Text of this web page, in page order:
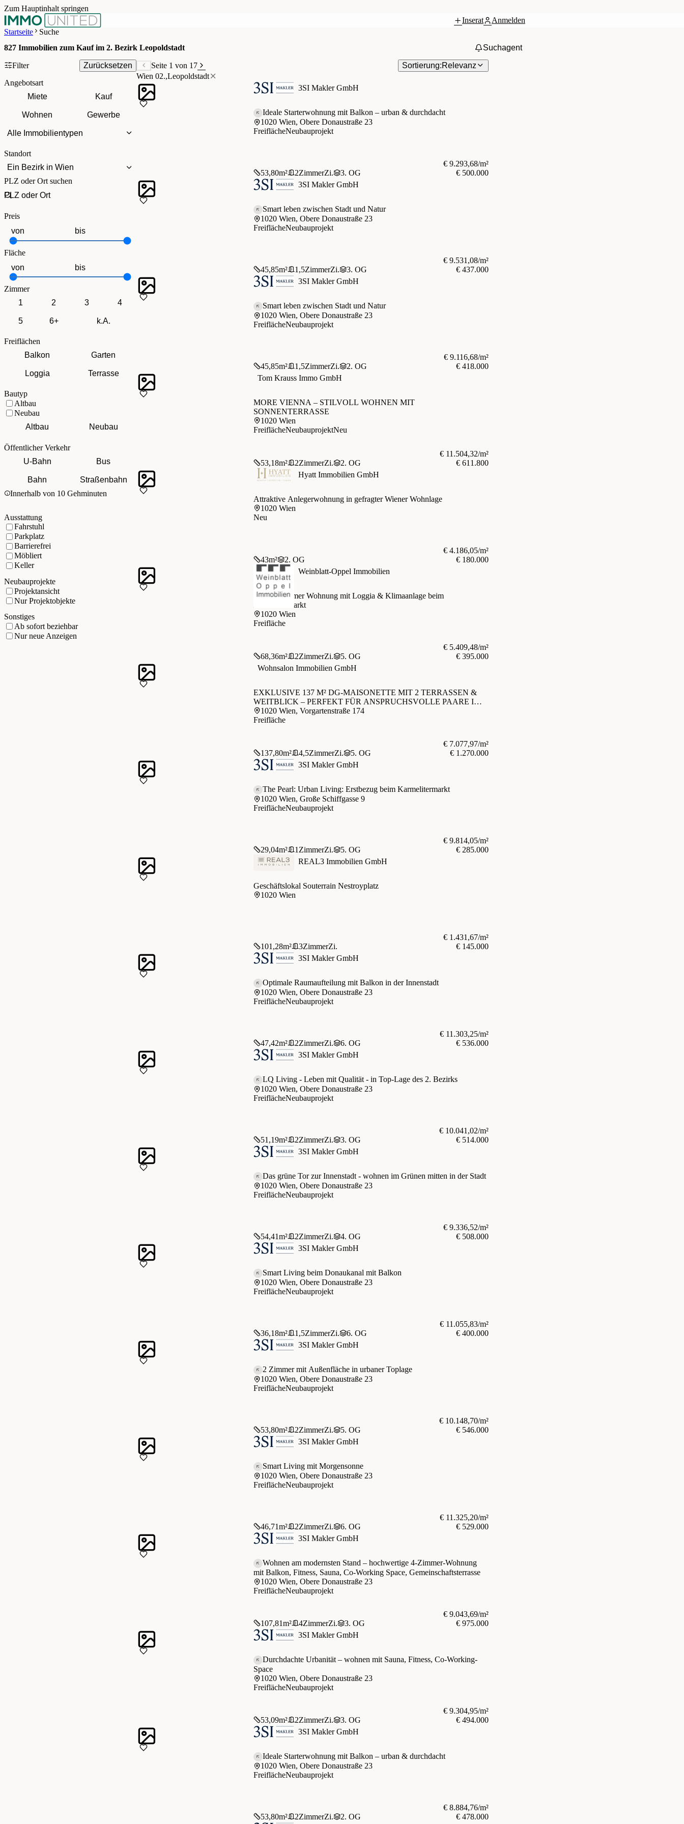
Zum Hauptinhalt springen
Inserat
Anmelden
Startseite
Suche
827 Immobilien zum Kauf im 2. Bezirk Leopoldstadt Suchagent
Filter Zurücksetzen
Angebotsart
Miete
Kauf
Wohnen Gewerbe
Alle Immobilientypen
Standort
Ein Bezirk in Wien
PLZ oder Ort suchen
Preis
Fläche
Zimmer
1
2 3 4
5 6+ k.A.
Freiflächen
Balkon
Garten
Loggia Terrasse
Bautyp
Altbau
Neubau
Altbau
Neubau
Öffentlicher Verkehr
U-Bahn
Bus
Bahn
Straßenbahn
Innerhalb von 10 Gehminuten
Ausstattung
Fahrstuhl
Parkplatz
Barrierefrei
Möbliert
Keller
Neubauprojekte
Projektansicht
Nur Projektobjekte
Sonstiges
Ab sofort beziehbar
Nur neue Anzeigen
Seite 1 von 17 Sortierung:Relevanz
Wien 02.,Leopoldstadt
Ideale Starterwohnung mit Balkon – urban & durchdacht
1020 Wien, Obere Donaustraße 23
FreiflächeNeubauprojekt
53,80m² 2ZimmerZi. 3. OG
€ 9.293,68/m²
€ 500.000
3SI Makler GmbH
Smart leben zwischen Stadt und Natur
1020 Wien, Obere Donaustraße 23
FreiflächeNeubauprojekt
45,85m² 1,5ZimmerZi. 3. OG
€ 9.531,08/m²
€ 437.000
3SI Makler GmbH
Smart leben zwischen Stadt und Natur
1020 Wien, Obere Donaustraße 23
FreiflächeNeubauprojekt
45,85m² 1,5ZimmerZi. 2. OG
€ 9.116,68/m²
€ 418.000
3SI Makler GmbH
MORE VIENNA – STILVOLL WOHNEN MIT
SONNENTERRASSE
1020 Wien
FreiflächeNeubauprojektNeu
53,18m² 2ZimmerZi. 2. OG
€ 11.504,32/m²
€ 611.800
Tom Krauss Immo GmbH
Attraktive Anlegerwohnung in gefragter Wiener Wohnlage
1020 Wien
Neu
43m² 2. OG
€ 4.186,05/m²
€ 180.000
Hyatt Immobilien GmbH
Helle 2 Zimmer Wohnung mit Loggia & Klimaanlage beim
Karmelitermarkt
1020 Wien
Freifläche
68,36m² 2ZimmerZi. 5. OG
€ 5.409,48/m²
€ 395.000
Weinblatt-Oppel Immobilien
EXKLUSIVE 137 M² DG-MAISONETTE MIT 2 TERRASSEN &
WEITBLICK – PERFEKT FÜR ANSPRUCHSVOLLE PAARE IM
2. BEZIRK
1020 Wien, Vorgartenstraße 174
Freifläche
137,80m² 4,5ZimmerZi. 5. OG
€ 7.077,97/m²
€ 1.270.000
Wohnsalon Immobilien GmbH
The Pearl: Urban Living: Erstbezug beim Karmelitermarkt
1020 Wien, Große Schiffgasse 9
FreiflächeNeubauprojekt
29,04m² 1 ZimmerZi. 5. OG
€ 9.814,05/m²
€ 285.000
3SI Makler GmbH
Geschäftslokal Souterrain Nestroyplatz
1020 Wien
101,28m² 3ZimmerZi.
€ 1.431,67/m²
€ 145.000
REAL3 Immobilien GmbH
Optimale Raumaufteilung mit Balkon in der Innenstadt
1020 Wien, Obere Donaustraße 23
FreiflächeNeubauprojekt
47,42m² 2ZimmerZi. 6. OG
€ 11.303,25/m²
€ 536.000
3SI Makler GmbH
LQ Living - Leben mit Qualität - in Top-Lage des 2. Bezirks
1020 Wien, Obere Donaustraße 23
FreiflächeNeubauprojekt
51,19m² 2ZimmerZi. 3. OG
€ 10.041,02/m²
€ 514.000
3SI Makler GmbH
Das grüne Tor zur Innenstadt - wohnen im Grünen mitten in der Stadt
1020 Wien, Obere Donaustraße 23
FreiflächeNeubauprojekt
54,41m² 2ZimmerZi. 4. OG
€ 9.336,52/m²
€ 508.000
3SI Makler GmbH
Smart Living beim Donaukanal mit Balkon
1020 Wien, Obere Donaustraße 23
FreiflächeNeubauprojekt
36,18m² 1,5ZimmerZi. 6. OG
€ 11.055,83/m²
€ 400.000
3SI Makler GmbH
2 Zimmer mit Außenfläche in urbaner Toplage
1020 Wien, Obere Donaustraße 23
FreiflächeNeubauprojekt
53,80m² 2ZimmerZi. 5. OG
€ 10.148,70/m²
€ 546.000
3SI Makler GmbH
Smart Living mit Morgensonne
1020 Wien, Obere Donaustraße 23
FreiflächeNeubauprojekt
46,71m² 2ZimmerZi. 6. OG
€ 11.325,20/m²
€ 529.000
3SI Makler GmbH
Wohnen am modernsten Stand – hochwertige 4-Zimmer-Wohnung
mit Balkon, Fitness, Sauna, Co-Working Space, Gemeinschaftsterrasse
1020 Wien, Obere Donaustraße 23
FreiflächeNeubauprojekt
107,81m² 4ZimmerZi. 3. OG
€ 9.043,69/m²
€ 975.000
3SI Makler GmbH
Durchdachte Urbanität – wohnen mit Sauna, Fitness, Co-Working-
Space
1020 Wien, Obere Donaustraße 23
FreiflächeNeubauprojekt
53,09m² 2ZimmerZi. 3. OG
€ 9.304,95/m²
€ 494.000
3SI Makler GmbH
Ideale Starterwohnung mit Balkon – urban & durchdacht
1020 Wien, Obere Donaustraße 23
FreiflächeNeubauprojekt
53,80m² 2ZimmerZi. 2. OG
€ 8.884,76/m²
€ 478.000
3SI Makler GmbH